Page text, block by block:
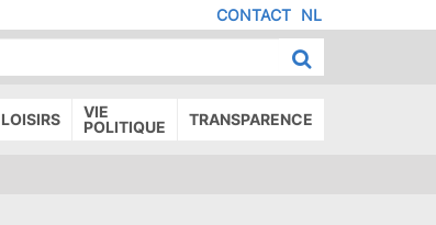
NL
CONTACT
LOISIRS
VIE
POLITIQUE
TRANSPARENCE